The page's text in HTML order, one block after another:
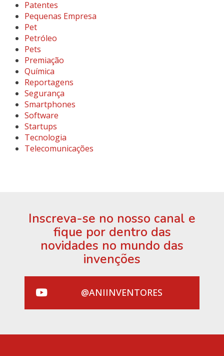
Patentes
Pequenas Empresa
Pet
Petróleo
Pets
Premiação
Química
Reportagens
Segurança
Smartphones
Software
Startups
Tecnologia
Telecomunicações
Inscreva-se no nosso canal e
fique por dentro das
novidades no mundo das
invenções
@ANIINVENTORES